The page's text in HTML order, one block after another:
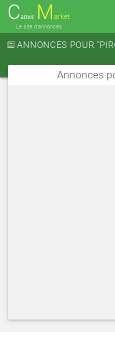
Camer M arket
Le site d'annonces
ANNONCES POUR
Annonces